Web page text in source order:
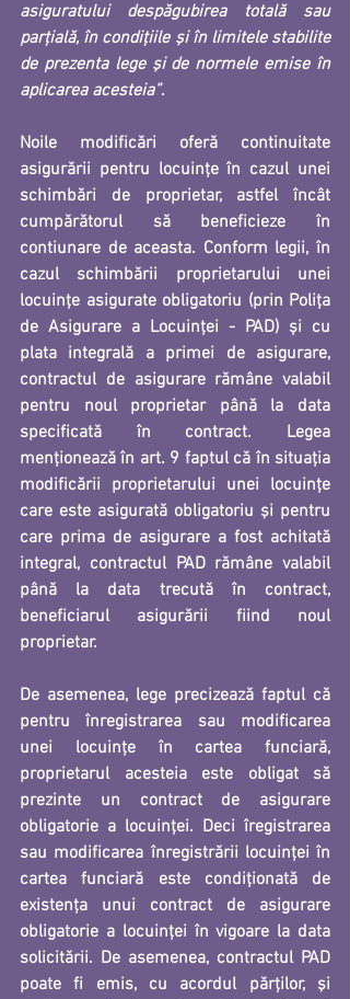
asiguratului despăgubirea totală sau
parţială, în condiţiile şi în limitele stabilite
de prezenta lege şi de normele emise în
aplicarea acesteia”.
Noile modificări oferă continuitate
asigurării pentru locuințe în cazul unei
schimbări de proprietar, astfel încât
cumpărătorul să beneficieze în
contiunare de aceasta. Conform legii, în
cazul schimbării proprietarului unei
locuințe asigurate obligatoriu (prin Polița
de Asigurare a Locuinței - PAD) și cu
plata integrală a primei de asigurare,
contractul de asigurare rămâne valabil
pentru noul proprietar până la data
specificată în contract. Legea
menționează în art. 9 faptul că în situaţia
modificării proprietarului unei locuinţe
care este asigurată obligatoriu şi pentru
care prima de asigurare a fost achitată
integral, contractul PAD rămâne valabil
până la data trecută în contract,
beneficiarul asigurării fiind noul
proprietar.
De asemenea, lege precizează faptul că
pentru înregistrarea sau modificarea
unei locuinţe în cartea funciară,
proprietarul acesteia este obligat să
prezinte un contract de asigurare
obligatorie a locuinţei. Deci îregistrarea
sau modificarea înregistrării locuinţei în
cartea funciară este condiţionată de
existenţa unui contract de asigurare
obligatorie a locuinţei în vigoare la data
solicitării. De asemenea, contractul PAD
poate fi emis, cu acordul părţilor, şi